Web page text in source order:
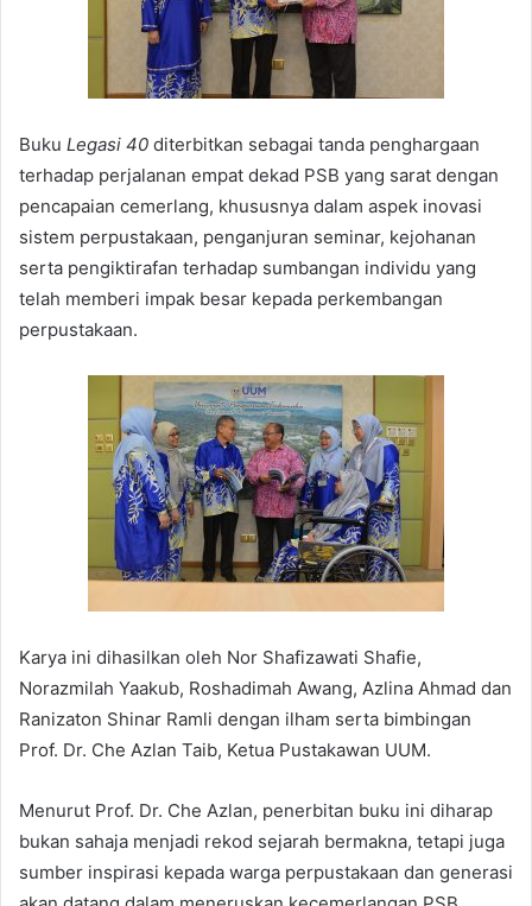
Buku Legasi 40 diterbitkan sebagai tanda penghargaan
terhadap perjalanan empat dekad PSB yang sarat dengan
pencapaian cemerlang, khususnya dalam aspek inovasi
sistem perpustakaan, penganjuran seminar, kejohanan
serta pengiktirafan terhadap sumbangan individu yang
telah memberi impak besar kepada perkembangan
perpustakaan.
Karya ini dihasilkan oleh Nor Shafizawati Shafie,
Norazmilah Yaakub, Roshadimah Awang, Azlina Ahmad dan
Ranizaton Shinar Ramli dengan ilham serta bimbingan
Prof. Dr. Che Azlan Taib, Ketua Pustakawan UUM.
Menurut Prof. Dr. Che Azlan, penerbitan buku ini diharap
bukan sahaja menjadi rekod sejarah bermakna, tetapi juga
sumber inspirasi kepada warga perpustakaan dan generasi